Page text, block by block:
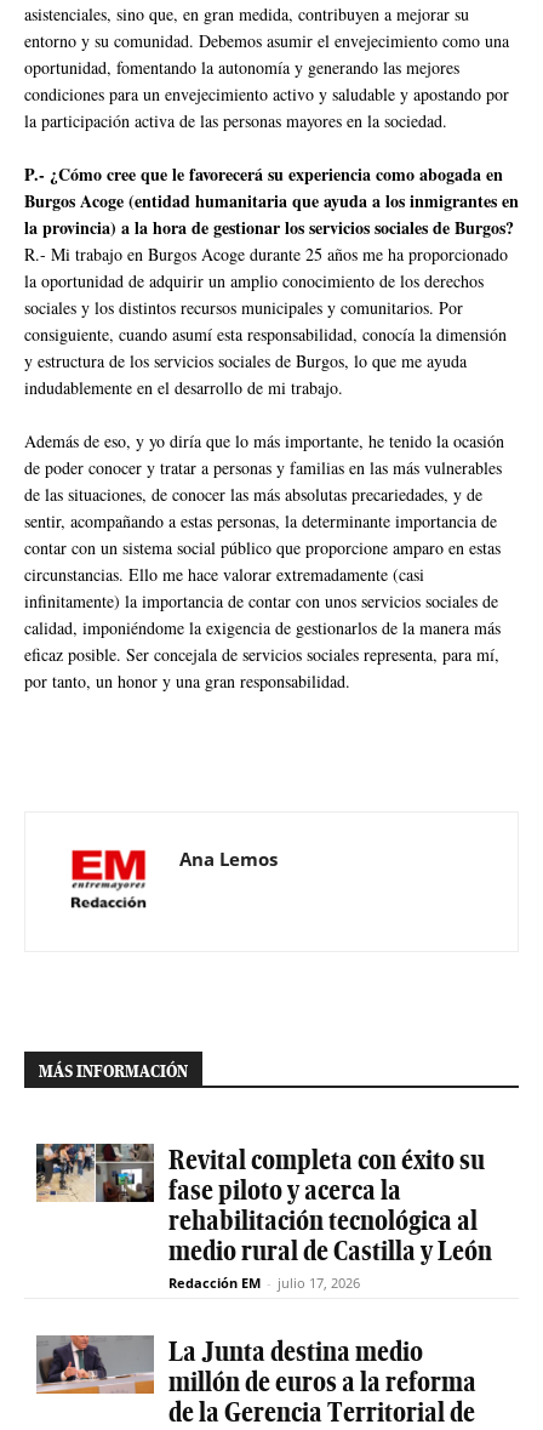
asistenciales, sino que, en gran medida, contribuyen a mejorar su
entorno y su comunidad. Debemos asumir el envejecimiento como una
oportunidad, fomentando la autonomía y generando las mejores
condiciones para un envejecimiento activo y saludable y apostando por
la participación activa de las personas mayores en la sociedad.
P.- ¿Cómo cree que le favorecerá su experiencia como abogada en
Burgos Acoge (entidad humanitaria que ayuda a los inmigrantes en
la provincia) a la hora de gestionar los servicios sociales de Burgos?
R.- Mi trabajo en Burgos Acoge durante 25 años me ha proporcionado
la oportunidad de adquirir un amplio conocimiento de los derechos
sociales y los distintos recursos municipales y comunitarios. Por
consiguiente, cuando asumí esta responsabilidad, conocía la dimensión
y estructura de los servicios sociales de Burgos, lo que me ayuda
indudablemente en el desarrollo de mi trabajo.
Además de eso, y yo diría que lo más importante, he tenido la ocasión
de poder conocer y tratar a personas y familias en las más vulnerables
de las situaciones, de conocer las más absolutas precariedades, y de
sentir, acompañando a estas personas, la determinante importancia de
contar con un sistema social público que proporcione amparo en estas
circunstancias. Ello me hace valorar extremadamente (casi
infinitamente) la importancia de contar con unos servicios sociales de
calidad, imponiéndome la exigencia de gestionarlos de la manera más
eficaz posible. Ser concejala de servicios sociales representa, para mí,
por tanto, un honor y una gran responsabilidad.
Ana Lemos
MÁS INFORMACIÓN
Revital completa con éxito su
fase piloto y acerca la
rehabilitación tecnológica al
medio rural de Castilla y León
Redacción EM - julio 17, 2026
La Junta destina medio
millón de euros a la reforma
de la Gerencia Territorial de